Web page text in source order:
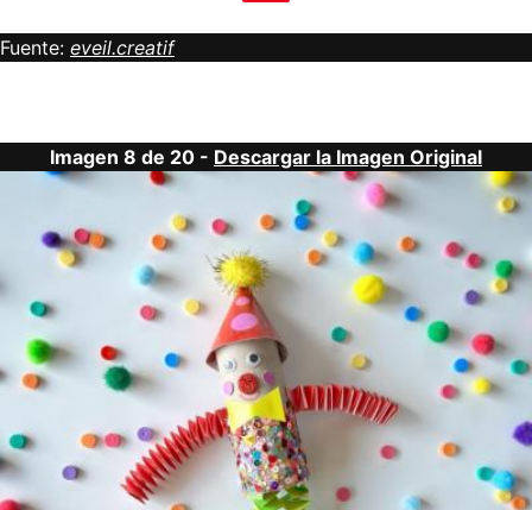
Fuente: eveil.creatif
Imagen 8 de 20 - Descargar la Imagen Original